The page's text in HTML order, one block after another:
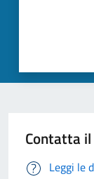
Contatta
Leggi le